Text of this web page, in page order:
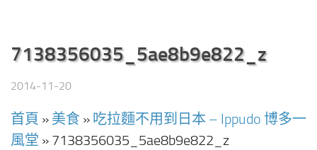
7138356035_5ae8b9e822_z
2014-11-20
首頁 » 美食 » 吃拉麵不用到日本 – Ippudo 博多一
風堂 » 7138356035_5ae8b9e822_z